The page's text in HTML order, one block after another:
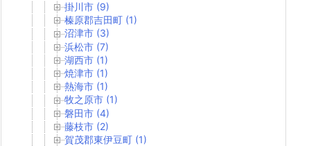
掛川市 (9)
榛原郡吉田町 (1)
沼津市 (3)
浜松市 (7)
湖西市 (1)
焼津市 (1)
熱海市 (1)
牧之原市 (1)
磐田市 (4)
藤枝市 (2)
賀茂郡東伊豆町 (1)